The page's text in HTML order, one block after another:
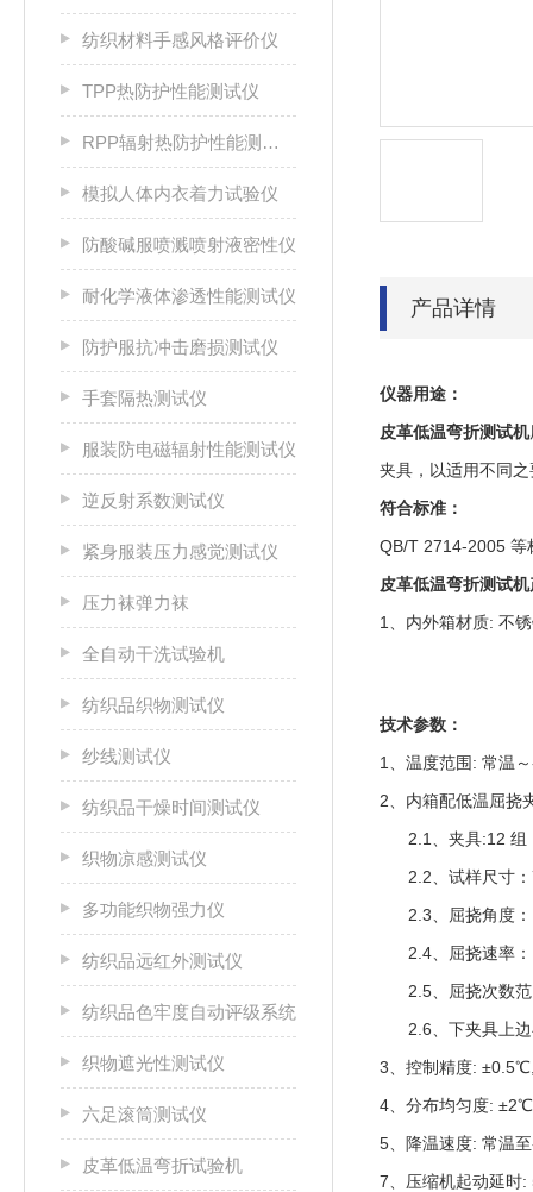
纺织材料手感风格评价仪
TPP热防护性能测试仪
RPP辐射热防护性能测试仪
模拟人体内衣着力试验仪
防酸碱服喷溅喷射液密性仪
耐化学液体渗透性能测试仪
防护服抗冲击磨损测试仪
手套隔热测试仪
服装防电磁辐射性能测试仪
逆反射系数测试仪
紧身服装压力感觉测试仪
压力袜弹力袜
全自动干洗试验机
纺织品织物测试仪
纱线测试仪
纺织品干燥时间测试仪
织物凉感测试仪
多功能织物强力仪
纺织品远红外测试仪
纺织品色牢度自动评级系统
织物遮光性测试仪
六足滚筒测试仪
皮革低温弯折试验机
产品详情
仪器用途：
皮革低温弯折测试机
夹具，以适用不同
符合标准：
QB/T 2714-2005 等
皮革低温弯折测试机
1、内外箱材质: 不
技术参数：
1、温度范围: 常温
2、内箱配低温屈挠
2.1、夹具:12 组
2.2、试样尺寸：
2.3、屈挠角度：
2.4、屈挠速率：
2.5、屈挠次数范
2.6、下夹具上边
3、控制精度:
4、分布均匀度:
5、降温速度: 常温
7、压缩机起动延时: